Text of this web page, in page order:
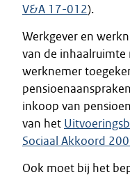
V&A 17-012).
Werkgever en
van de
werknemer
inkoop van
van het
Sociaal Akkoord
Ook moet bij het